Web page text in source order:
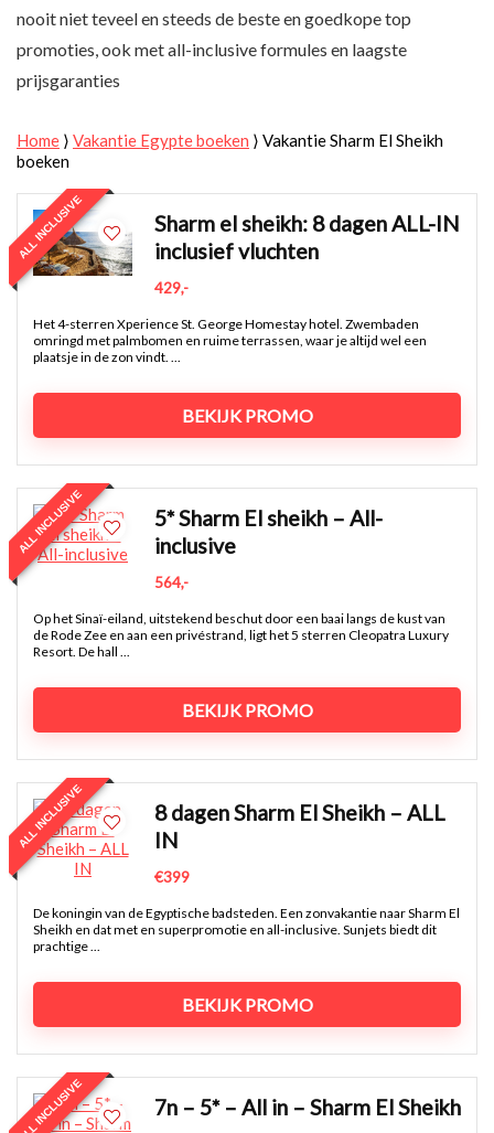
nooit niet teveel en steeds de beste en goedkope top
promoties, ook met all-inclusive formules en laagste
prijsgaranties
Home ⟩ Vakantie Egypte boeken ⟩ Vakantie Sharm El Sheikh
boeken
ALL INCLUSIVE
Sharm el sheikh: 8 dagen ALL-IN
inclusief vluchten
429,-
Het 4-sterren Xperience St. George Homestay hotel. Zwembaden
omringd met palmbomen en ruime terrassen, waar je altijd wel een
plaatsje in de zon vindt. ...
BEKIJK PROMO
ALL INCLUSIVE
5* Sharm El sheikh – All-
inclusive
564,-
Op het Sinaï-eiland, uitstekend beschut door een baai langs de kust van
de Rode Zee en aan een privéstrand, ligt het 5 sterren Cleopatra Luxury
Resort. De hall ...
BEKIJK PROMO
ALL INCLUSIVE
8 dagen Sharm El Sheikh – ALL
IN
€399
De koningin van de Egyptische badsteden. Een zonvakantie naar Sharm El
Sheikh en dat met en superpromotie en all-inclusive. Sunjets biedt dit
prachtige ...
BEKIJK PROMO
ALL INCLUSIVE 7n – 5* – All in – Sharm El Sheikh